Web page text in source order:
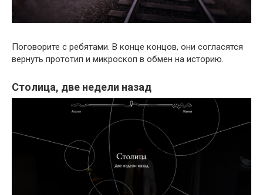
Поговорите с ребятами. В конце концов, они согласятся
вернуть прототип и микроскоп в обмен на историю.
Столица, две недели назад